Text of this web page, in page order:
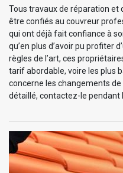
Tous travaux de réparation
être confiés au couvreur
qui ont déjà fait confiance à
qu’en plus d’avoir pu profiter
règles de l’art, ces
tarif abordable, voire les plus
concerne les changements
détaillé, contactez-le pendant